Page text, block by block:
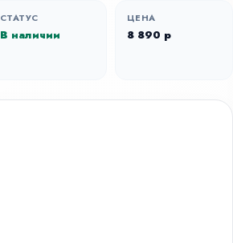
СТАТУС
В наличии
ЦЕНА
8 890 р